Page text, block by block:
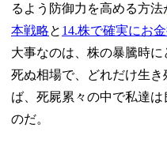
るよう防御力を高める方法
本戦略と 14.株で確実にお
大事なのは、株の暴騰時
死ぬ相場で、どれだけ生
ば、死屍累々の中で私達
のだ。